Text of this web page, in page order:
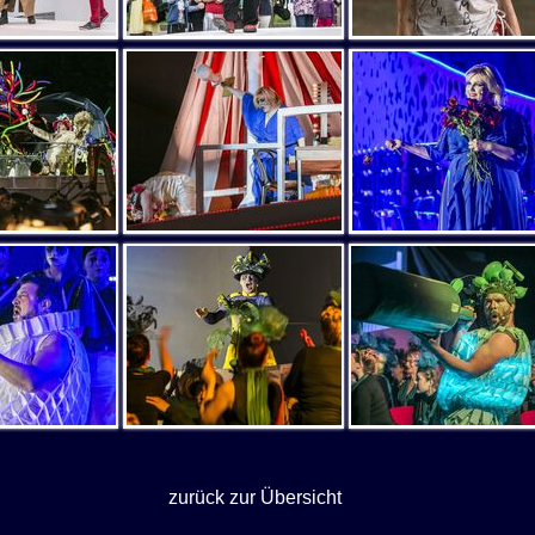
zurück zur Übersicht